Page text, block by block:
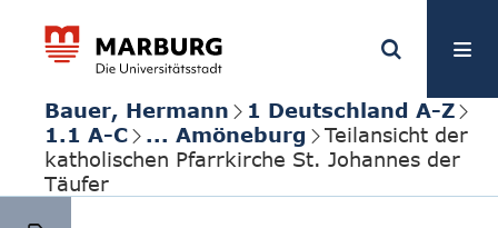
Bauer, Hermann
1 Deutschland A-Z
1.1 A-C
... Amöneburg
Teilansicht der
katholischen Pfarrkirche St. Johannes der
Täufer